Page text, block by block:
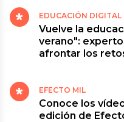
EDUCACIÓN DIGITAL
Vuelve la
verano":
afrontar los
EFECTO MIL
Conoce los
edición de